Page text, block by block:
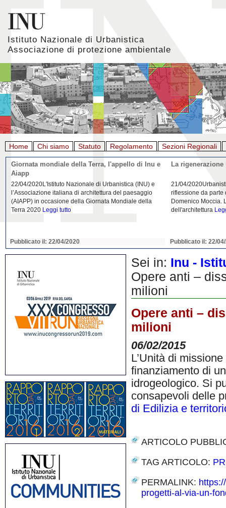
Istituto Nazionale di Urbanistica
Associazione di protezione ambientale
Home Chi siamo Statuto Regolamento Sezioni Regionali
Giornata mondiale della Terra, l'appello di Inu e
Aiapp
22/04/2020L'Istituto Nazionale di Urbanistica (INU) e
l’Associazione italiana di architettura del paesaggio
(AIAPP) in occasione della Giornata Mondiale della
Terra 2020 Leggi tutto
Pubblicato il: 22/04/2020
La
21/04/
riflessione da parte
Domenico Moccia.
dell'architettura
Pubblicato il: 22/
Sei in: Inu -
Opere anti –
milioni
Opere anti –
milioni
06/02/2015
L’Unità di
finanziamento di
idrogeologico. Si
consapevoli delle
di Edilizia e
ARTICOLO
TAG ARTICOLO:
PERMALINK:
progetti-al-via-un-